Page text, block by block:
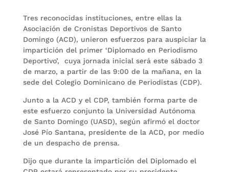
Tres reconocidas instituciones, entre ellas la
Asociación de Cronistas Deportivos de Santo
Domingo (ACD), unieron esfuerzos para auspiciar la
impartición del primer ‘Diplomado en Periodismo
Deportivo’, cuya jornada inicial será este sábado 3
de marzo, a partir de las 9:00 de la mañana, en la
sede del Colegio Dominicano de Periodistas (CDP).
Junto a la ACD y el CDP, también forma parte de
este esfuerzo conjunto la Universidad Autónoma
de Santo Domingo (UASD), según afirmó el doctor
José Pío Santana, presidente de la ACD, por medio
de un despacho de prensa.
Dijo que durante la impartición del Diplomado el